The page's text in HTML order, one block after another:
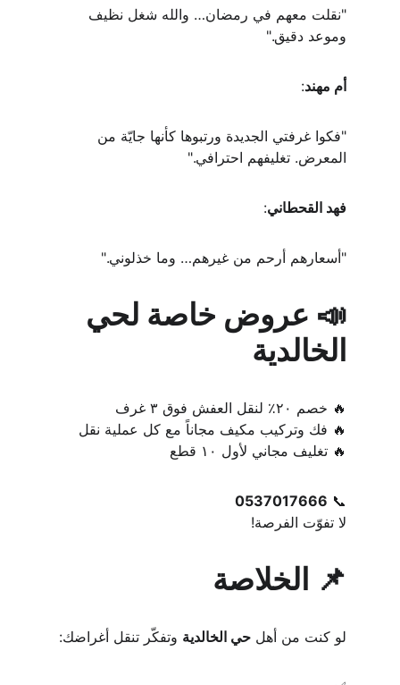
"نقلت معهم في رمضان… والله شغل نظيف
وموعد دقيق."
أم مهند:
"فكوا غرفتي الجديدة ورتبوها كأنها جايّة من
المعرض. تغليفهم احترافي."
فهد القحطاني:
"أسعارهم أرحم من غيرهم… وما خذلوني."
📣 عروض خاصة لحي
الخالدية
🔥 خصم ٢٠٪ لنقل العفش فوق ٣ غرف
🔥 فك وتركيب مكيف مجاناً مع كل عملية نقل
🔥 تغليف مجاني لأول ١٠ قطع
📞
0537017666
لا تفوّت الفرصة!
📌 الخلاصة
لو كنت من أهل حي الخالدية وتفكّر تنقل أغراضك: